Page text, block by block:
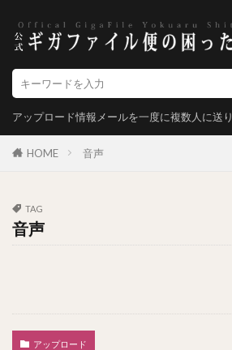
アップロード情報メールを一度に複数人に送り
HOME 音声
TAG
音声
アップロード